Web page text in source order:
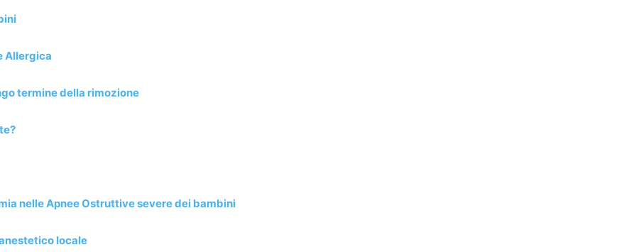
Allergica
termine della rimozione
nelle Apnee Ostruttive severe dei bambini
locale